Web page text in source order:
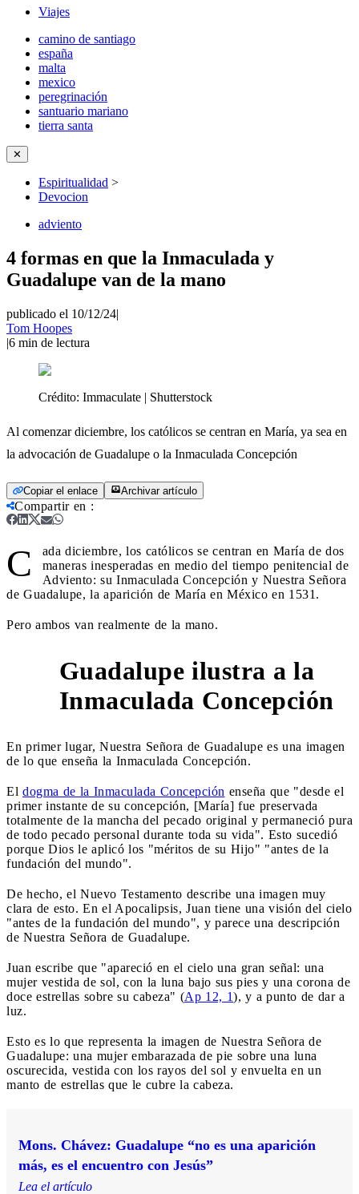
Viajes
camino de santiago
españa
malta
mexico
peregrinación
santuario mariano
tierra santa
✕
Espiritualidad >
Devocion
adviento
4 formas en que la Inmaculada y
Guadalupe van de la mano
publicado el 10/12/24|
Tom Hoopes
|6 min de lectura
Crédito: Immaculate | Shutterstock
Al comenzar diciembre, los católicos se centran en María, ya sea en
la advocación de Guadalupe o la Inmaculada Concepción
Copiar el enlace Archivar artículo
Compartir en :
C
ada diciembre, los católicos se centran en María de dos
maneras inesperadas en medio del tiempo penitencial de
Adviento: su Inmaculada Concepción y Nuestra Señora
de Guadalupe, la aparición de María en México en 1531.
Pero ambos van realmente de la mano.
Guadalupe ilustra a la
Inmaculada Concepción
En primer lugar, Nuestra Señora de Guadalupe es una imagen
de lo que enseña la Inmaculada Concepción.
El dogma de la Inmaculada Concepción enseña que "desde el
primer instante de su concepción, [María] fue preservada
totalmente de la mancha del pecado original y permaneció pura
de todo pecado personal durante toda su vida". Esto sucedió
porque Dios le aplicó los "méritos de su Hijo" "antes de la
fundación del mundo".
De hecho, el Nuevo Testamento describe una imagen muy
clara de esto. En el Apocalipsis, Juan tiene una visión del cielo
"antes de la fundación del mundo", y parece una descripción
de Nuestra Señora de Guadalupe.
Juan escribe que "apareció en el cielo una gran señal: una
mujer vestida de sol, con la luna bajo sus pies y una corona de
doce estrellas sobre su cabeza" (Ap 12, 1), y a punto de dar a
luz.
Esto es lo que representa la imagen de Nuestra Señora de
Guadalupe: una mujer embarazada de pie sobre una luna
oscurecida, vestida con los rayos del sol y envuelta en un
manto de estrellas que le cubre la cabeza.
Mons. Chávez: Guadalupe “no es una aparición
más, es el encuentro con Jesús”
Lea el artículo